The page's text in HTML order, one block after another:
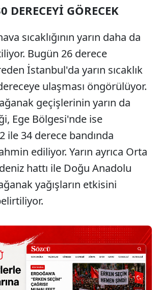
DERECEYİ GÖRECEK
sıcaklığının yarın daha da
Bugün 26 derece
İstanbul'da yarın sıcaklık
ulaşması öngörülüyor.
geçişlerinin yarın da
Ege Bölgesi'nde ise
ile 34 derece bandında
ediliyor. Yarın ayrıca Orta
hattı ile Doğu Anadolu
yağışların etkisini